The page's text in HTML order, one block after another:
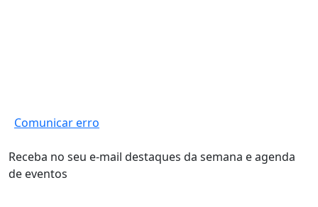
Comunicar erro
Receba no seu e-mail destaques da semana e agenda
de eventos